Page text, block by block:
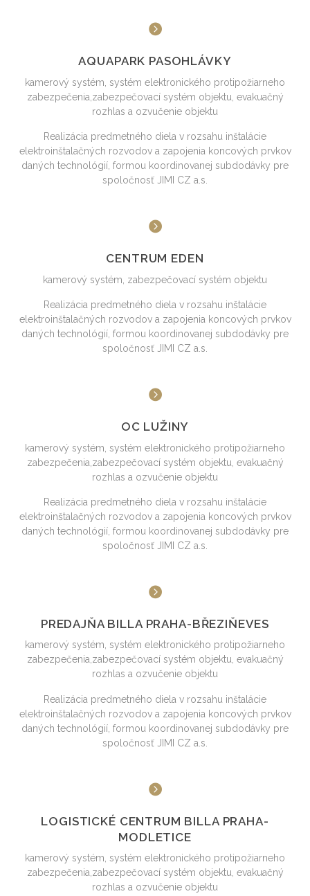
AQUAPARK PASOHLÁVKY
kamerový systém, systém elektronického protipožiarneho
zabezpečenia,zabezpečovací systém objektu, evakuačný
rozhlas a ozvučenie objektu
Realizácia predmetného diela v rozsahu inštalácie
elektroinštalačných rozvodov a zapojenia koncových prvkov
daných technológií, formou koordinovanej subdodávky pre
spoločnosť JIMI CZ a.s.
CENTRUM EDEN
kamerový systém, zabezpečovací systém objektu
Realizácia predmetného diela v rozsahu inštalácie
elektroinštalačných rozvodov a zapojenia koncových prvkov
daných technológií, formou koordinovanej subdodávky pre
spoločnosť JIMI CZ a.s.
OC LUŽINY
kamerový systém, systém elektronického protipožiarneho
zabezpečenia,zabezpečovací systém objektu, evakuačný
rozhlas a ozvučenie objektu
Realizácia predmetného diela v rozsahu inštalácie
elektroinštalačných rozvodov a zapojenia koncových prvkov
daných technológií, formou koordinovanej subdodávky pre
spoločnosť JIMI CZ a.s.
PREDAJŇA BILLA PRAHA-BŘEZIŇEVES
kamerový systém, systém elektronického protipožiarneho
zabezpečenia,zabezpečovací systém objektu, evakuačný
rozhlas a ozvučenie objektu
Realizácia predmetného diela v rozsahu inštalácie
elektroinštalačných rozvodov a zapojenia koncových prvkov
daných technológií, formou koordinovanej subdodávky pre
spoločnosť JIMI CZ a.s.
LOGISTICKÉ CENTRUM BILLA PRAHA-
MODLETICE
kamerový systém, systém elektronického protipožiarneho
zabezpečenia,zabezpečovací systém objektu, evakuačný
rozhlas a ozvučenie objektu